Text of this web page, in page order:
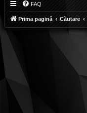
FAQ
Prima pagină Căutare